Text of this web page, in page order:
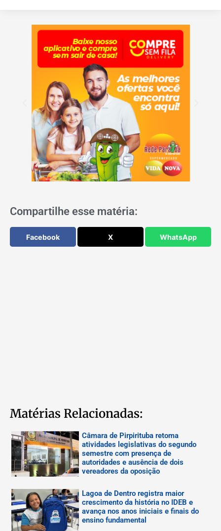
Compartilhe esse matéria:
Facebook X WhatsApp
Matérias Relacionadas:
Câmara de Pirpirituba retoma
atividades legislativas do segundo
semestre com presença de
autoridades e ausência de dois
vereadores da oposição
Lagoa de Dentro registra maior
crescimento da história no IDEB e
avança nos anos iniciais e finais do
ensino fundamental